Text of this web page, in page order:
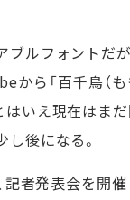
ルフォントだ
から「百千鳥（
いえ現在はまだ
後になる。
者発表会を開催